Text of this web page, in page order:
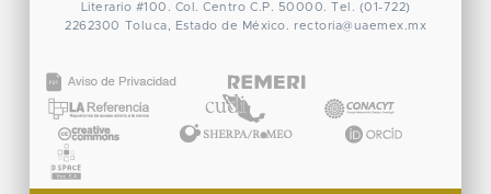
Literario #100. Col. Centro C.P. 50000. Tel. (01-722)
2262300
Toluca, Estado de México. rectoria@uaemex.mx